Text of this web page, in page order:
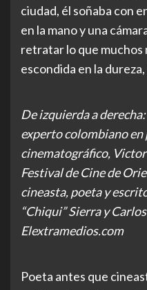
ciudad, él soñaba con
en la mano y una
retratar lo que muchos
escondida en la
De izquierda a
experto colombiano
cinematográfico,
Festival de Cine de
cineasta, poeta y
“Chiqui” Sierra y
Elextramedios.com
Poeta antes que